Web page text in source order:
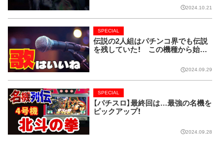
2024.10.21
伝説の2人組はパチンコ界でも伝説
を残していた！ この機種から始ま
SPECIAL
2024.09.29
【パチスロ】最終回は…最強の名機を
ピックアップ！
SPECIAL
2024.09.28